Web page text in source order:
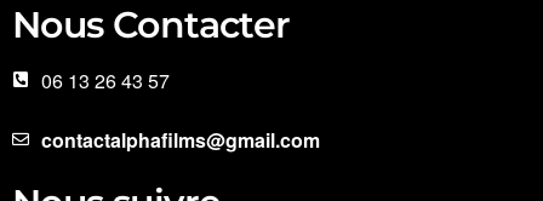
Nous Contacter
06 13 26 43 57
contactalphafilms@gmail.com